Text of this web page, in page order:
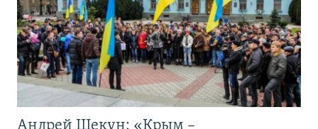
Андрей Щекун: «Крым –